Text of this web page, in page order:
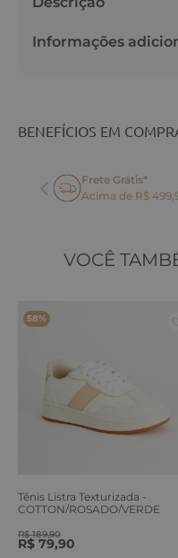
Informações
BENEFÍCIOS EM
Frete Grátis*
Acima de R$
VOCÊ
58%
Tênis Listra Texturizada -
COTTON/ROSADO/VERDE
R$ 189,90
R$ 79,90